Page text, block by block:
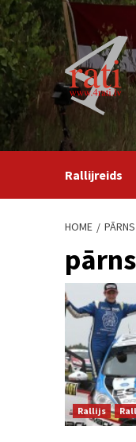
Skip
to
content
Rallijreids
HOME PĀRNS
pārns
Rallijs